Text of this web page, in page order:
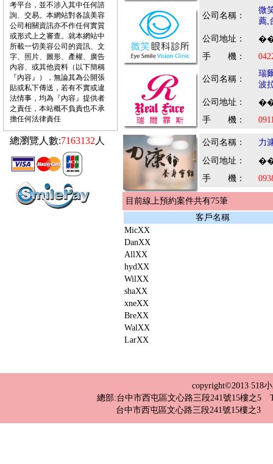
考平台，並不涉入其中任何諮
詢、交易。本網站對各該美容
公司相關資訊亦不作任何實質
或形式上之審查。就本網站中
所載一切美容公司的資訊、文
字、照片、圖形、產權、廣告
內容、或其他資料（以下簡稱
『內容』），無論其為公開張
貼或私下傳送，若有不實或違
法情事，均為『內容』提供者
之責任，本站概不負責也不承
擔任何法律責任
總瀏覽人數:7163132 人
公司名稱：
微
薦,
公司地址：
��
手 機：
公司名稱：
瑞
波
公司地址：
��
手 機：
公司名稱：
力
公司地址：
��
手 機：
目前線上預約案件共有75筆
客戶名稱
MicXX
DanXX
AllXX
hydXX
WilXX
shaXX
xneXX
BreXX
WalXX
LarXX
copyright©2013
總部:台中市西屯區文心路三段241號15樓之5
台中市西屯區文心路三段241號15樓之3